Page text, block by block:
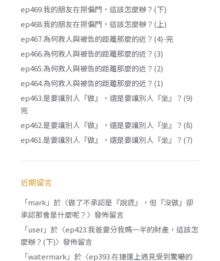
ep469.我的朋友在撈偏門，這該怎麼辦？(下)
ep468.我的朋友在撈偏門，這該怎麼辦？(上)
ep467.為何救人與被告的距離那麼的近？(4)-完
ep466.為何救人與被告的距離那麼的近？(3)
ep465.為何救人與被告的距離那麼的近？(2)
ep464.為何救人與被告的距離那麼的近？(1)
ep463.是要讓別人『做』，還是要讓別人『坐』？(9)
完
ep462.是要讓別人『做』，還是要讓別人『坐』？(8)
ep461.是要讓別人『做』，還是要讓別人『坐』？(7)
近期留言
「mark 」於〈做了不承認是『說謊』，但『沒做』卻
承認那會是什麼呢？ 〉發佈留言
「user」於〈ep423.我爸要分我媽一半的財產，這該怎
麼辦？(下)〉發佈留言
「watermark 」於〈ep393.在捷運上遇見受到驚嚇的